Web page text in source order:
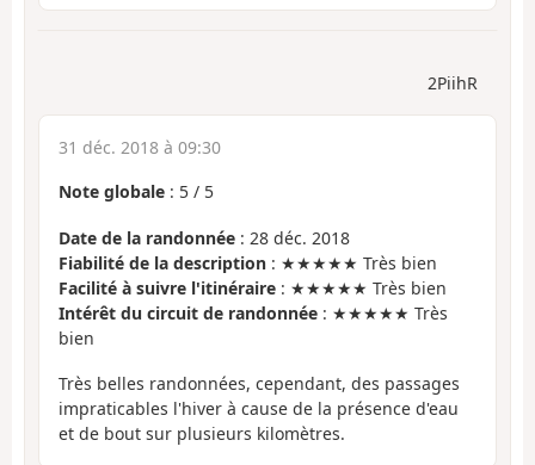
2PiihR
31 déc. 2018 à 09:30
Note globale : 5 / 5
Date de la randonnée : 28 déc. 2018
Fiabilité de la description : ★★★★★ Très bien
Facilité à suivre l'itinéraire : ★★★★★ Très bien
Intérêt du circuit de randonnée : ★★★★★ Très
bien
Très belles randonnées, cependant, des passages
impraticables l'hiver à cause de la présence d'eau
et de bout sur plusieurs kilomètres.